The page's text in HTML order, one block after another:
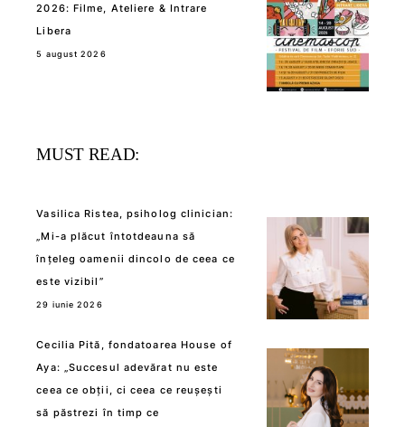
2026: Filme, Ateliere & Intrare
Libera
5 august 2026
MUST READ:
Vasilica Ristea, psiholog clinician:
„Mi-a plăcut întotdeauna să
înțeleg oamenii dincolo de ceea ce
este vizibil”
29 iunie 2026
Cecilia Pită, fondatoarea House of
Aya: „Succesul adevărat nu este
ceea ce obții, ci ceea ce reușești
să păstrezi în timp ce